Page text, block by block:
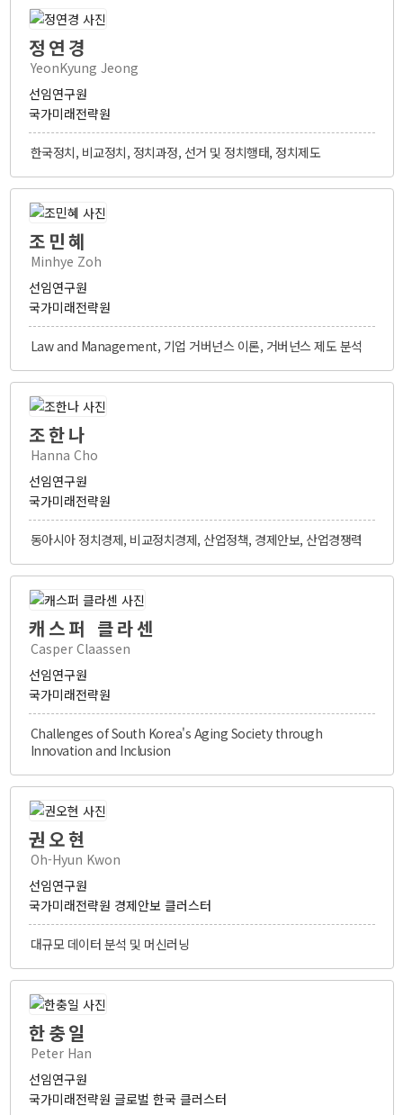
정연경
YeonKyung Jeong
선임연구원
국가미래전략원
한국정치, 비교정치, 정치과정, 선거 및 정치행태, 정치제도
조민혜
Minhye Zoh
선임연구원
국가미래전략원
Law and Management, 기업 거버넌스 이론, 거버넌스 제도 분석
조한나
Hanna Cho
선임연구원
국가미래전략원
동아시아 정치경제, 비교정치경제, 산업정책, 경제안보, 산업경쟁력
캐스퍼 클라센
Casper Claassen
선임연구원
국가미래전략원
Challenges of South Korea's Aging Society through
Innovation and Inclusion
권오현
Oh-Hyun Kwon
선임연구원
국가미래전략원 경제안보 클러스터
대규모 데이터 분석 및 머신러닝
한충일
Peter Han
선임연구원
국가미래전략원 글로벌 한국 클러스터
공지 및 뉴스
영상자료
언론보도
자료실
IFS소개
비전 및 목표
인사말
명예원장(2021.12~2025.12)
원장인사말
조직구성
후원안내
오시는 길